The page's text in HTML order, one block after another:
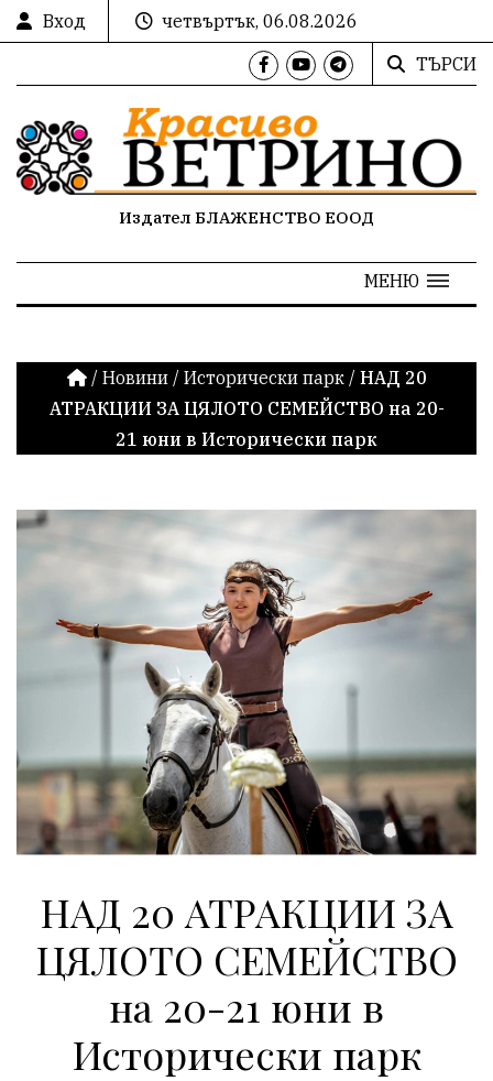
Вход
четвъртък, 06.08.2026
ТЪРСИ
Издател БЛАЖЕНСТВО ЕООД
МЕНЮ
/ Новини / Исторически парк / НАД 20
АТРАКЦИИ ЗА ЦЯЛОТО СЕМЕЙСТВО на 20-
21 юни в Исторически парк
НАД 20 АТРАКЦИИ ЗА
ЦЯЛОТО СЕМЕЙСТВО
на 20-21 юни в
Исторически парк